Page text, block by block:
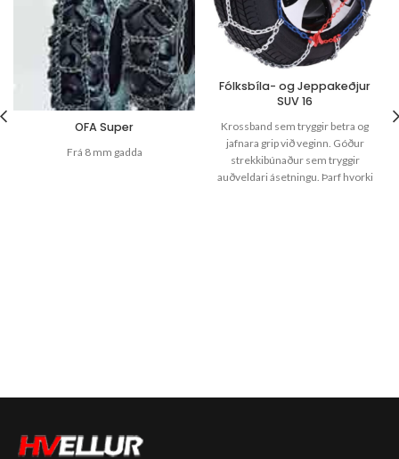
OFA Super
Frá 8 mm gadda
Fólksbíla- og Jeppakeðjur
SUV 16
Krossband sem tryggir betra og
jafnara grip við veginn. Góður
strekkibúnaður sem tryggir
auðveldari ásetningu. Þarf hvorki